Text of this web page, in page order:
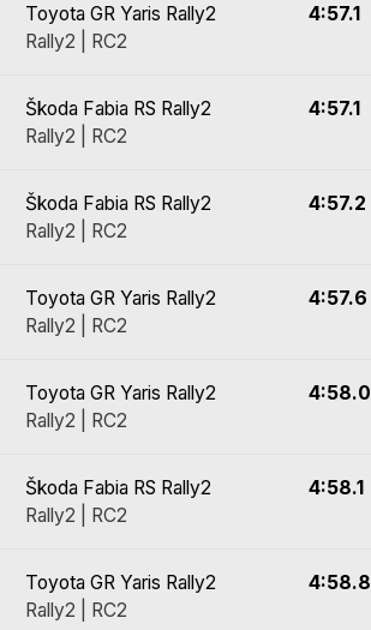
Toyota GR Yaris Rally2
Rally2 | RC2
4:57.1
Škoda Fabia RS Rally2
Rally2 | RC2
4:57.1
Škoda Fabia RS Rally2
Rally2 | RC2
4:57.2
Toyota GR Yaris Rally2
Rally2 | RC2
4:57.6
Toyota GR Yaris Rally2
Rally2 | RC2
4:58.0
Škoda Fabia RS Rally2
Rally2 | RC2
4:58.1
Toyota GR Yaris Rally2
Rally2 | RC2
4:58.8